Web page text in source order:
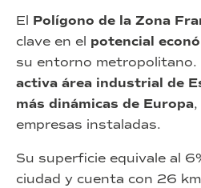
El Polígono de la Zona
clave en el potencial
su entorno metropolitano.
activa área industrial de
más dinámicas de Europa
empresas instaladas.
Su superficie equivale al
ciudad y cuenta con 26